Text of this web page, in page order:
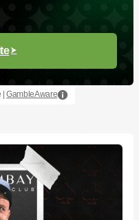
|GambleAware